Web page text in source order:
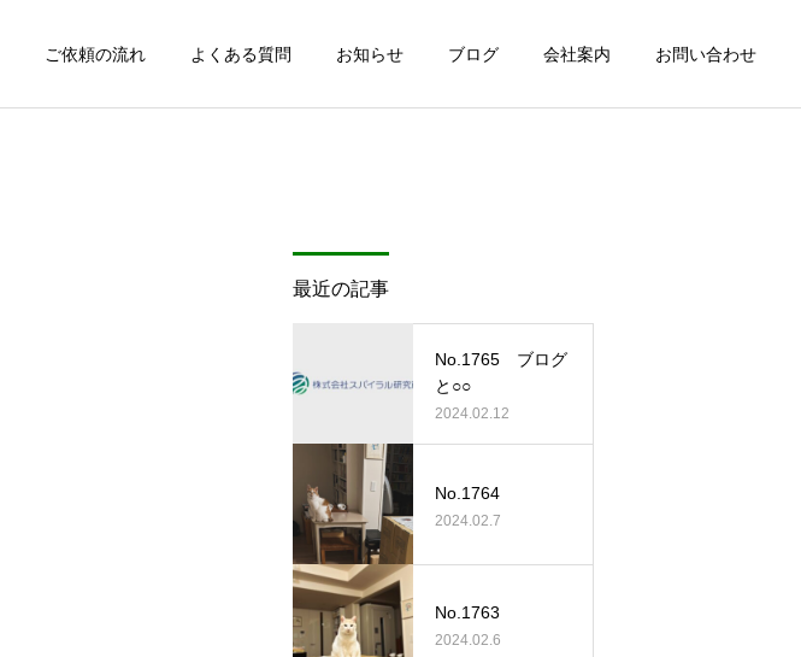
ご依頼の流れ よくある質問 お知らせ ブログ 会社案内 お問い合わせ
最近の記事
No.1765 ブログ
と○○
2024.02.12
No.1764
2024.02.7
No.1763
2024.02.6